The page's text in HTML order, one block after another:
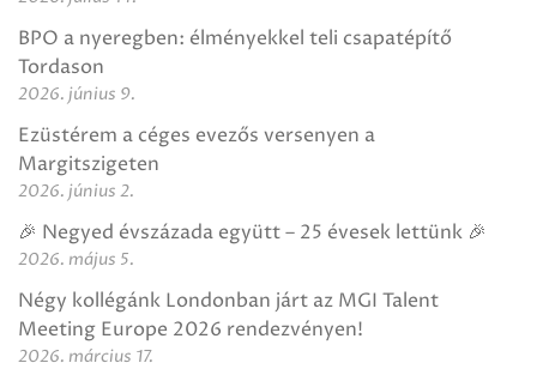
BPO a nyeregben: élményekkel teli csapatépítő
Tordason
2026. június 9.
Ezüstérem a céges evezős versenyen a
Margitszigeten
2026. június 2.
🎉 Negyed évszázada együtt – 25 évesek lettünk 🎉
2026. május 5.
Négy kollégánk Londonban járt az MGI Talent
Meeting Europe 2026 rendezvényen!
2026. március 17.